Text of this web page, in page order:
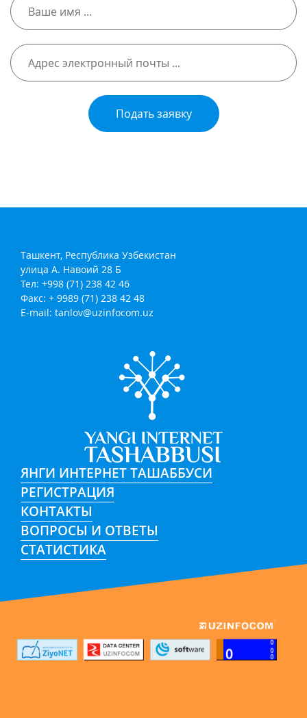
Подать заявку
Ташкент, Республика Узбекистан
улица А. Навоий 28 Б
Тел: +998 (71) 238 42 46
Факс: + 9989 (71) 238 42 48
E-mail: tanlov@uzinfocom.uz
ЯНГИ ИНТЕРНЕТ ТАШАББУСИ
РЕГИСТРАЦИЯ
КОНТАКТЫ
ВОПРОСЫ И ОТВЕТЫ
СТАТИСТИКА